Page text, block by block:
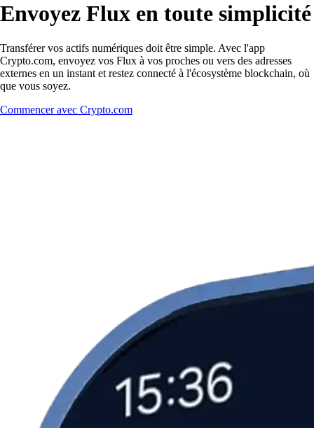
Envoyez Flux en toute simplicité
Transférer vos actifs numériques doit être simple. Avec l'app
Crypto.com, envoyez vos Flux à vos proches ou vers des adresses
externes en un instant et restez connecté à l'écosystème blockchain, où
que vous soyez.
Commencer avec Crypto.com